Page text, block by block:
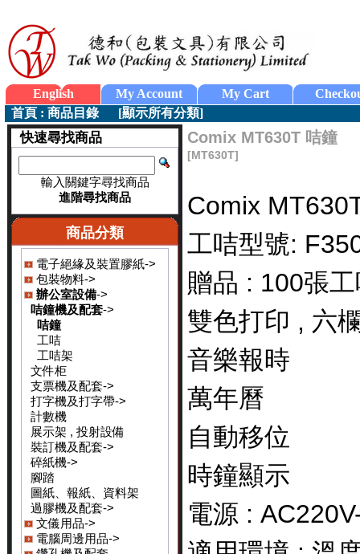
English My Account My Cart
首頁 : 商品目錄[顯示所有分類]
快速尋找商品
輸入關鍵字尋找商品
進階尋找商品
商品分類
電子絕緣及裝置膠紙->
包裝物料->
辦公室設備->
咭鐘機及配套->
咭鐘
工咭
工咭架
文件柜
支票機及配套->
打字機及打字帶->
計數機
展示架 , 投射設備
裝訂機及配套->
碎紙機->
腳踏
圖紙、報紙、資料架
過膠機及配套->
文儀用品->
電腦周邊用品->
Comix MT630T 咭鐘
[MT630T]
Comix
工咭型號:
贈品 : 100張
雙色打印 , 六
音樂報時
萬年曆
自動移位
時鐘顯示
電源 :